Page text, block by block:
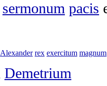
sermonum pacis
Alexander rex exercitum magnum
Demetrium